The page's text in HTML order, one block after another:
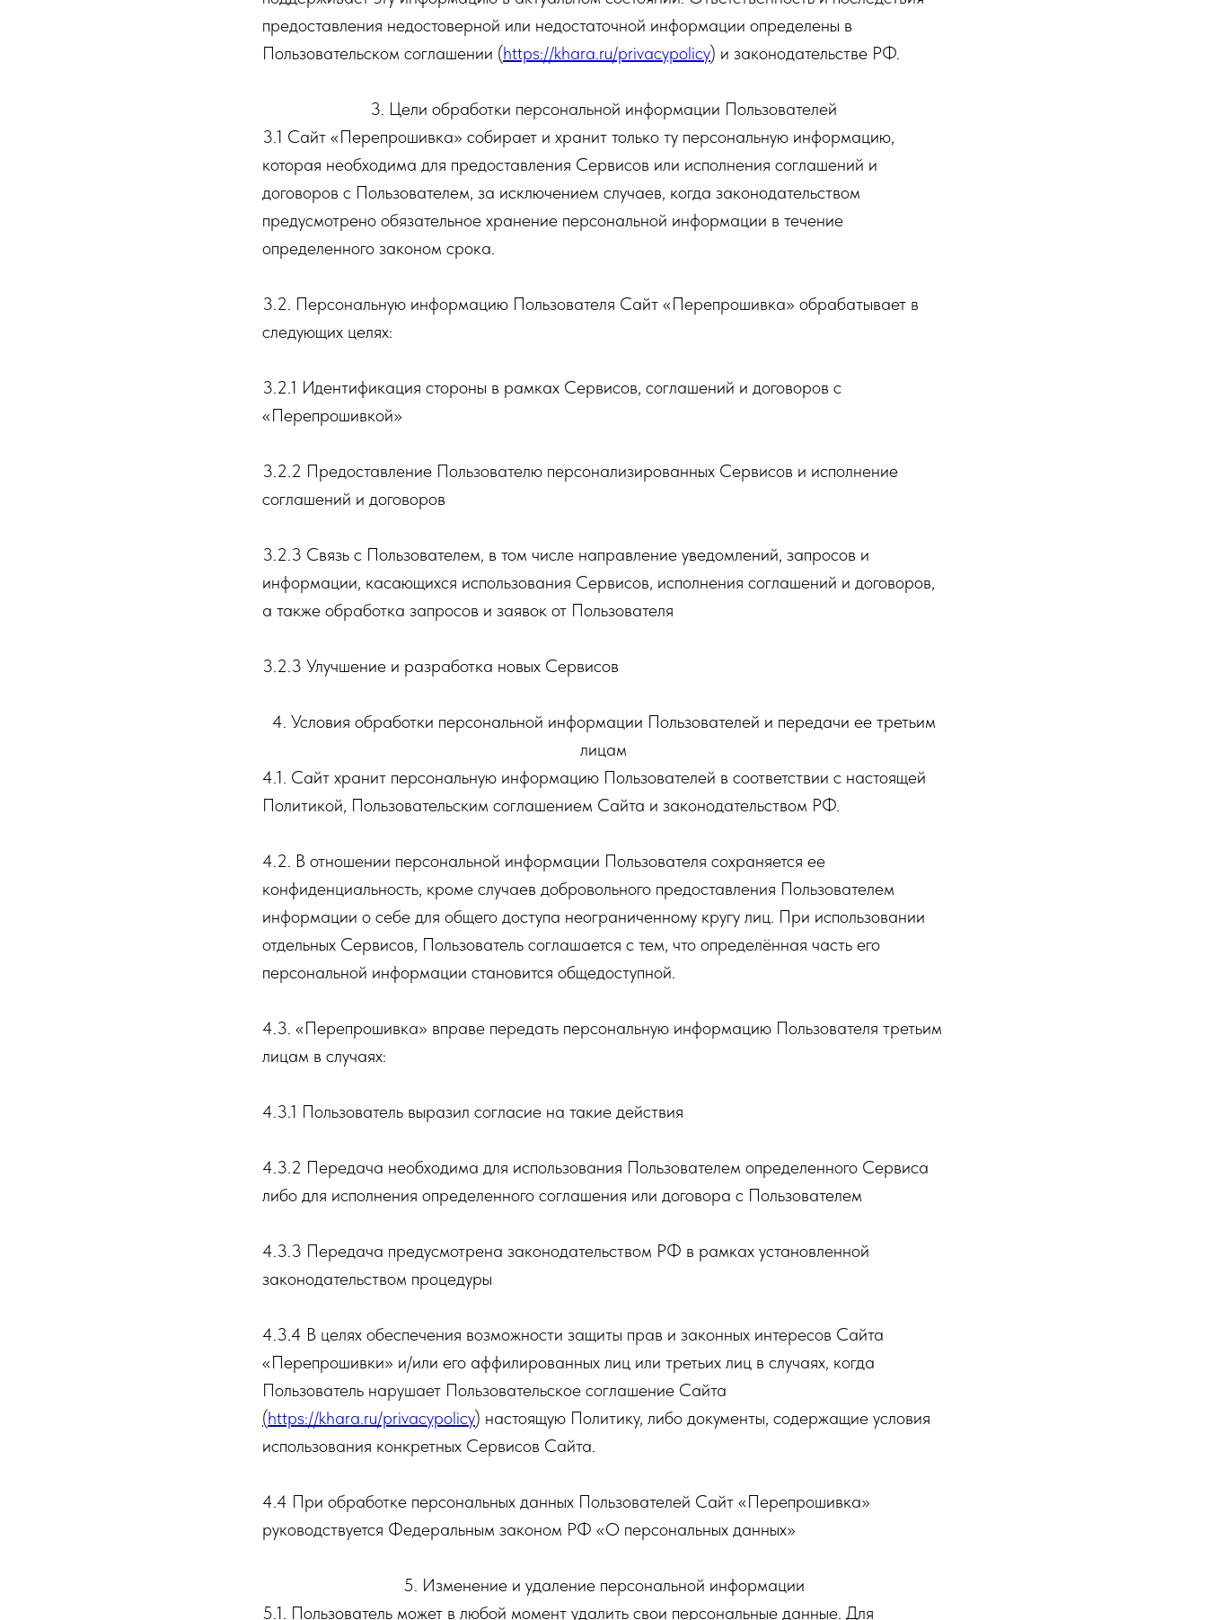
предоставления недостоверной или недостаточной информации определены в
Пользовательском соглашении (https://khara.ru/privacypolicy) и законодательстве РФ.
3. Цели обработки персональной информации Пользователей
3.1 Сайт «Перепрошивка» собирает и хранит только ту персональную информацию,
которая необходима для предоставления Сервисов или исполнения соглашений и
договоров с Пользователем, за исключением случаев, когда законодательством
предусмотрено обязательное хранение персональной информации в течение
определенного законом срока.
3.2. Персональную информацию Пользователя Сайт «Перепрошивка» обрабатывает в
следующих целях:
3.2.1 Идентификация стороны в рамках Сервисов, соглашений и договоров с
«Перепрошивкой»
3.2.2 Предоставление Пользователю персонализированных Сервисов и исполнение
соглашений и договоров
3.2.3 Связь с Пользователем, в том числе направление уведомлений, запросов и
информации, касающихся использования Сервисов, исполнения соглашений и договоров,
а также обработка запросов и заявок от Пользователя
3.2.3 Улучшение и разработка новых Сервисов
4. Условия обработки персональной информации Пользователей и передачи ее третьим
лицам
4.1. Сайт хранит персональную информацию Пользователей в соответствии с настоящей
Политикой, Пользовательским соглашением Сайта и законодательством РФ.
4.2. В отношении персональной информации Пользователя сохраняется ее
конфиденциальность, кроме случаев добровольного предоставления Пользователем
информации о себе для общего доступа неограниченному кругу лиц. При использовании
отдельных Сервисов, Пользователь соглашается с тем, что определённая часть его
персональной информации становится общедоступной.
4.3. «Перепрошивка» вправе передать персональную информацию Пользователя третьим
лицам в случаях:
4.3.1 Пользователь выразил согласие на такие действия
4.3.2 Передача необходима для использования Пользователем определенного Сервиса
либо для исполнения определенного соглашения или договора с Пользователем
4.3.3 Передача предусмотрена законодательством РФ в рамках установленной
законодательством процедуры
4.3.4 В целях обеспечения возможности защиты прав и законных интересов Сайта
«Перепрошивки» и/или его аффилированных лиц или третьих лиц в случаях, когда
Пользователь нарушает Пользовательское соглашение Сайта
(https://khara.ru/privacypolicy) настоящую Политику, либо документы, содержащие условия
использования конкретных Сервисов Сайта.
4.4 При обработке персональных данных Пользователей Сайт «Перепрошивка»
руководствуется Федеральным законом РФ «О персональных данных»
5. Изменение и удаление персональной информации
5.1. Пользователь может в любой момент удалить свои персональные данные. Для